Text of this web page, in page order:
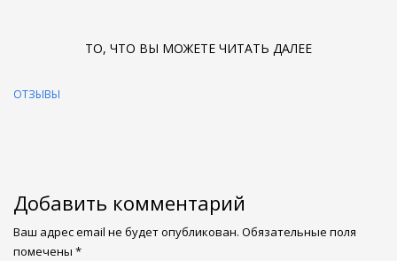
ТО, ЧТО ВЫ МОЖЕТЕ ЧИТАТЬ ДАЛЕЕ
ОТЗЫВЫ
Добавить комментарий
Ваш адрес email не будет опубликован. Обязательные поля
помечены *